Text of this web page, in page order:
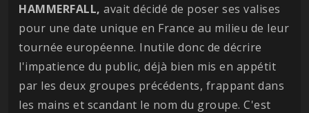
HAMMERFALL, avait décidé de poser ses valises
pour une date unique en France au milieu de leur
tournée européenne. Inutile donc de décrire
l'impatience du public, déjà bien mis en appétit
par les deux groupes précédents, frappant dans
les mains et scandant le nom du groupe. C'est